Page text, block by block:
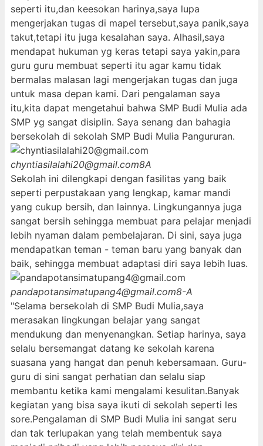
seperti itu,dan keesokan harinya,saya lupa
mengerjakan tugas di mapel tersebut,saya panik,saya
takut,tetapi itu juga kesalahan saya. Alhasil,saya
mendapat hukuman yg keras tetapi saya yakin,para
guru guru membuat seperti itu agar kamu tidak
bermalas malasan lagi mengerjakan tugas dan juga
untuk masa depan kami. Dari pengalaman saya
itu,kita dapat mengetahui bahwa SMP Budi Mulia ada
SMP yg sangat disiplin. Saya senang dan bahagia
bersekolah di sekolah SMP Budi Mulia Pangururan.
chyntiasilalahi20@gmail.com8A
Sekolah ini dilengkapi dengan fasilitas yang baik
seperti perpustakaan yang lengkap, kamar mandi
yang cukup bersih, dan lainnya. Lingkungannya juga
sangat bersih sehingga membuat para pelajar menjadi
lebih nyaman dalam pembelajaran. Di sini, saya juga
mendapatkan teman - teman baru yang banyak dan
baik, sehingga membuat adaptasi diri saya lebih luas.
pandapotansimatupang4@gmail.com8-A
"Selama bersekolah di SMP Budi Mulia,saya
merasakan lingkungan belajar yang sangat
mendukung dan menyenangkan. Setiap harinya, saya
selalu bersemangat datang ke sekolah karena
suasana yang hangat dan penuh kebersamaan. Guru-
guru di sini sangat perhatian dan selalu siap
membantu ketika kami mengalami kesulitan.Banyak
kegiatan yang bisa saya ikuti di sekolah seperti les
sore.Pengalaman di SMP Budi Mulia ini sangat seru
dan tak terlupakan yang telah membentuk saya